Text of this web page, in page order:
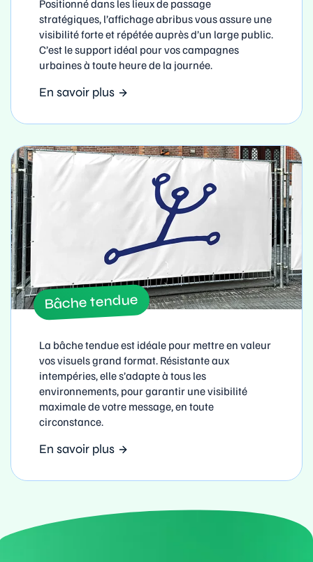
Positionné dans les lieux de passage
stratégiques, l’affichage abribus vous assure une
visibilité forte et répétée auprès d’un large public.
C’est le support idéal pour vos campagnes
urbaines à toute heure de la journée.
En savoir plus
Bâche tendue
La bâche tendue est idéale pour mettre en valeur
vos visuels grand format. Résistante aux
intempéries, elle s’adapte à tous les
environnements, pour garantir une visibilité
maximale de votre message, en toute
circonstance.
En savoir plus